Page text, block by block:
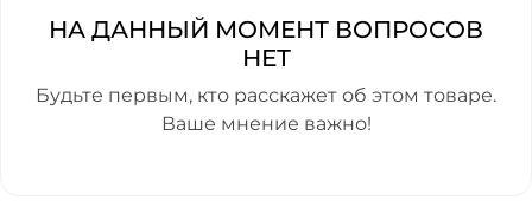
НА ДАННЫЙ МОМЕНТ ВОПРОСОВ
НЕТ
Будьте первым, кто расскажет об этом товаре.
Ваше мнение важно!